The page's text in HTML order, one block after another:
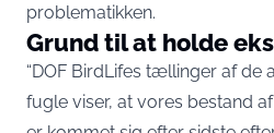
problematikken.
Grund til at holde
“DOF BirdLifes tællinger af de
fugle viser, at vores bestand